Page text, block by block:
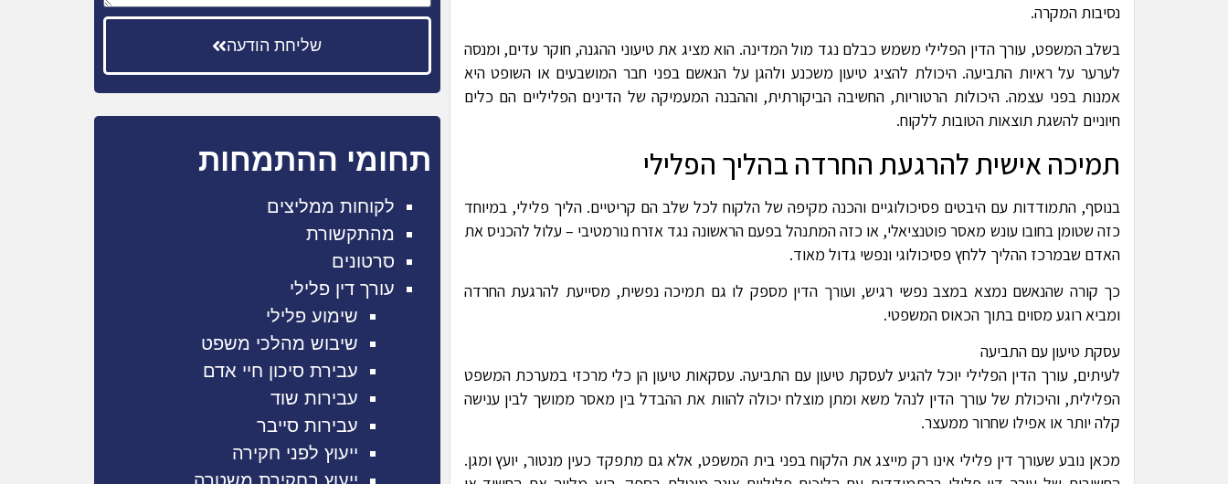
נסיבות המקרה.
בשלב המשפט, עורך הדין הפלילי משמש כבלם נגד מול המדינה. הוא מציג את טיעוני ההגנה, חוקר עדים, ומנסה
לערער על ראיות התביעה. היכולת להציג טיעון משכנע ולהגן על הנאשם בפני חבר המושבעים או השופט היא
אמנות בפני עצמה. היכולות הרטוריות, החשיבה הביקורתית, וההבנה המעמיקה של הדינים הפליליים הם כלים
חיוניים להשגת תוצאות הטובות ללקוח.
תמיכה אישית להרגעת החרדה בהליך הפלילי
בנוסף, התמודדות עם היבטים פסיכולוגיים והכנה מקיפה של הלקוח לכל שלב הם קריטיים. הליך פלילי, במיוחד
כזה שטומן בחובו עונש מאסר פוטנציאלי, או כזה המתנהל בפעם הראשונה נגד אזרח נורמטיבי – עלול להכניס את
האדם שבמרכז ההליך ללחץ פסיכולוגי ונפשי גדול מאוד.
כך קורה שהנאשם נמצא במצב נפשי רגיש, ועורך הדין מספק לו גם תמיכה נפשית, מסייעת להרגעת החרדה
ומביא רוגע מסוים בתוך הכאוס המשפטי.
עסקת טיעון עם התביעה
לעיתים, עורך הדין הפלילי יוכל להגיע לעסקת טיעון עם התביעה. עסקאות טיעון הן כלי מרכזי במערכת המשפט
הפלילית, והיכולת של עורך הדין לנהל משא ומתן מוצלח יכולה להוות את ההבדל בין מאסר ממושך לבין ענישה
קלה יותר או אפילו שחרור ממעצר.
מכאן נובע שעורך דין פלילי אינו רק מייצג את הלקוח בפני בית המשפט, אלא גם מתפקד כעין מנטור, יועץ ומגן.
שליחת הודעה
תחומי ההתמחות
לקוחות ממליצים
מהתקשורת
סרטונים
עורך דין פלילי
שימוע פלילי
שיבוש מהלכי משפט
עבירת סיכון חיי אדם
עבירות שוד
עבירות סייבר
ייעוץ לפני חקירה